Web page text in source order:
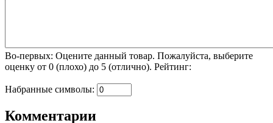
Во-первых: Оцените данный товар. Пожалуйста, выберите
оценку от 0 (плохо) до 5 (отлично). Рейтинг:
Набранные символы:
Комментарии